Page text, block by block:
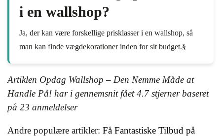
i en wallshop?
Ja, der kan være forskellige prisklasser i en wallshop, så
man kan finde vægdekorationer inden for sit budget.§
Artiklen Opdag Wallshop – Den Nemme Måde at
Handle På! har i gennemsnit fået4.7 stjerner baseret
på 23 anmeldelser
Andre populære artikler: Få Fantastiske Tilbud på